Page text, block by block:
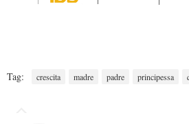
Tag: crescita madre padre principessa